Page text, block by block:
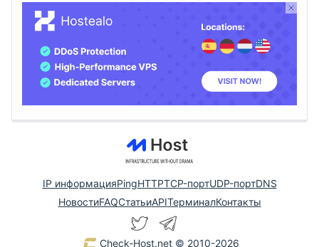
IP информацияPingHTTPTCP-портUDP-портDNS
НовостиFAQСтатьиAPIТерминалКонтакты
Check-Host.net © 2010-2026